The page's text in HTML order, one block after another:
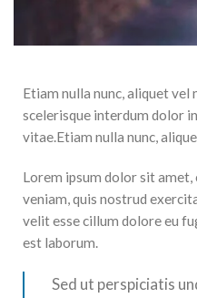
Etiam nulla nunc, aliquet vel
scelerisque interdum dolor
vitae.Etiam nulla nunc,
Lorem ipsum dolor sit
veniam, quis nostrud
velit esse cillum dolore eu
est laborum.
Sed ut perspiciatis